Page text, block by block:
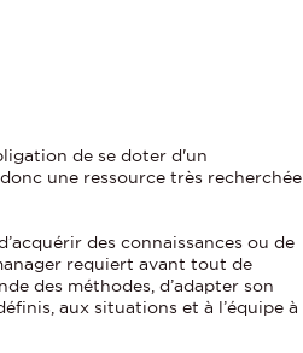
de se doter d'un
une ressource très recherchée
des connaissances ou de
requiert avant tout de
des méthodes, d’adapter son
aux situations et à l’équipe à